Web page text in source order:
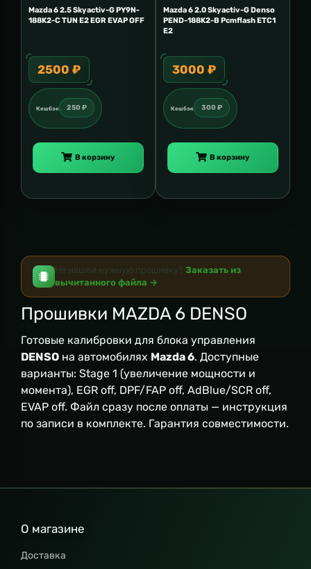
Mazda 6 2.5 Skyactiv-G PY9N-
188K2-C TUN E2 EGR EVAP OFF
2500 ₽
Кешбэк 250 ₽
В корзину
Mazda 6 2.0 Skyactiv-G Denso
PEND-188K2-B Pcmflash ETC1
E2
3000 ₽
Кешбэк 300 ₽
В корзину
Не нашли нужную прошивку? Заказать из
вычитанного файла →
Прошивки MAZDA 6 DENSO
Готовые калибровки для блока управления
DENSO на автомобилях Mazda 6. Доступные
варианты: Stage 1 (увеличение мощности и
момента), EGR off, DPF/FAP off, AdBlue/SCR off,
EVAP off. Файл сразу после оплаты — инструкция
по записи в комплекте. Гарантия совместимости.
О магазине
Доставка